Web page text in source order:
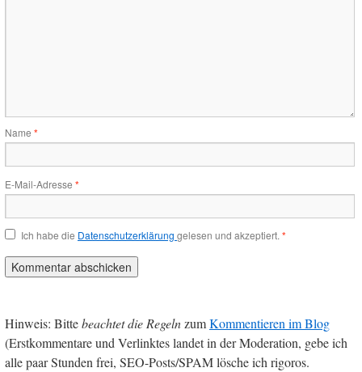
Name *
E-Mail-Adresse *
Ich habe die Datenschutzerklärung gelesen und akzeptiert. *
Hinweis: Bittebeachtet die RegelnzumKommentieren im Blog
(Erstkommentare und Verlinktes landet in der Moderation, gebe ich
alle paar Stunden frei, SEO-Posts/SPAM lösche ich rigoros.